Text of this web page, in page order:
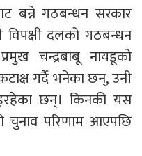
बन्ने गठबन्धन सरकार
दलको गठबन्धन
चन्द्रबाबू नायडूको
गर्दै भनेका छन्, उनी
छन्। किनकी यस
चुनाव परिणाम आएपछि